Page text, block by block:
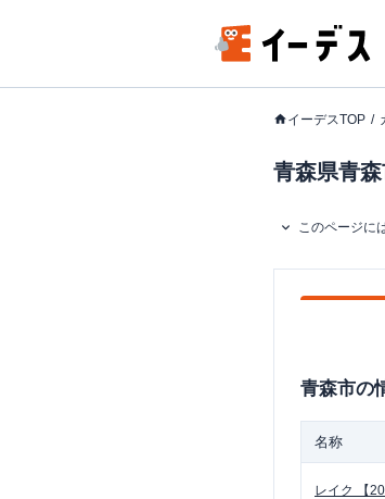
イーデスTOP
青森県青
このページに
青森市の
名称
レイク
【